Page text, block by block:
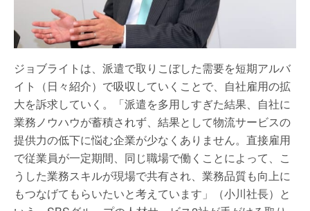
ジョブライトは、派遣で取りこぼした需要を短期アルバ
イト（日々紹介）で吸収していくことで、自社雇用の拡
大を訴求していく。「派遣を多用しすぎた結果、自社に
業務ノウハウが蓄積されず、結果として物流サービスの
提供力の低下に悩む企業が少なくありません。直接雇用
で従業員が一定期間、同じ職場で働くことによって、こ
うした業務スキルが現場で共有され、業務品質も向上に
もつなげてもらいたいと考えています」（小川社長）と